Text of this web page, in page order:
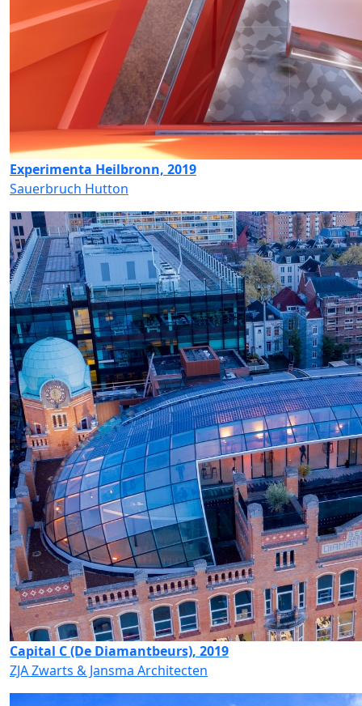
Experimenta Heilbronn, 2019
Sauerbruch Hutton
Capital C (De Diamantbeurs), 2019
ZJA Zwarts & Jansma Architecten